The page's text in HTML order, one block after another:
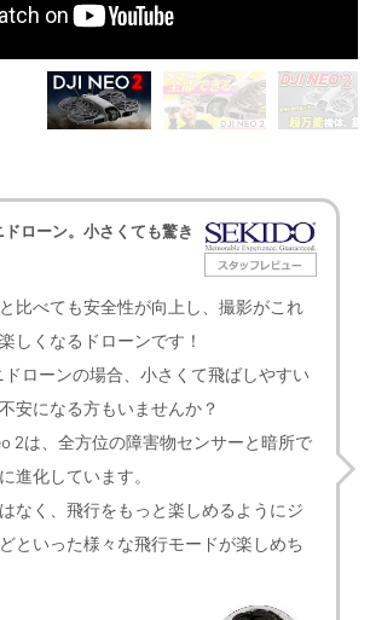
ローン。小さくても驚き
比べても安全性が向上し、撮影がこれ
しくなるドローンです！
ドローンの場合、小さくて飛ばしやすい
安になる方もいませんか？
2は、全方位の障害物センサーと暗所で
進化しています。
なく、飛行をもっと楽しめるようにジ
といった様々な飛行モードが楽しめち